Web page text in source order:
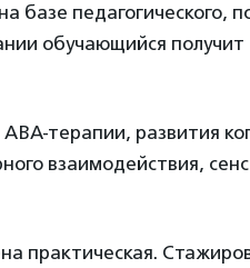
педагогического,
обучающийся
терапии, развития
взаимодействия,
практическая.